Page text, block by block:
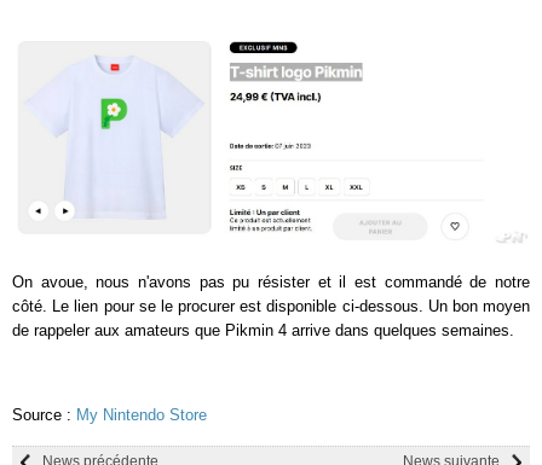
On avoue, nous n'avons pas pu résister et il est commandé de notre
côté. Le lien pour se le procurer est disponible ci-dessous. Un bon moyen
de rappeler aux amateurs que Pikmin 4 arrive dans quelques semaines.
Source : My Nintendo Store
News suivante
News précédente